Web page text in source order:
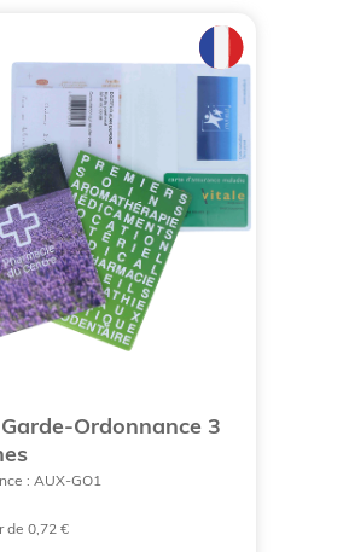
Concept,
ou à ses précieux
De plus, cette belle
le cuir symbolise
Ordonnance 3
: AUX-GO1
de 0,72 €